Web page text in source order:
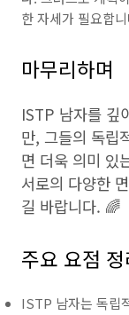
한 자세가 필요합
마무리하며
ISTP 남자를 깊
만, 그들의 독립
면 더욱 의미 있
서로의 다양한
길 바랍니다. 🌈
주요 요점 정
ISTP 남자는 독립